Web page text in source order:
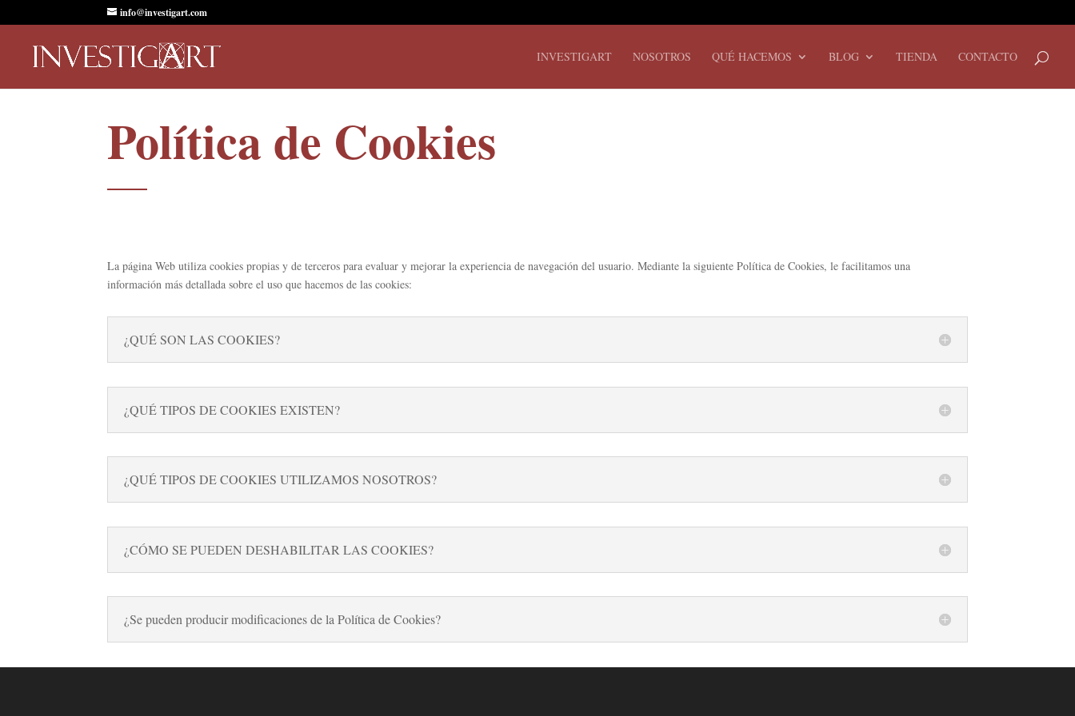
info@investigart.com
INVESTIGART NOSOTROS QUÉ HACEMOS BLOG TIENDA CONTACTO
Política de Cookies
La página Web utiliza cookies propias y de terceros para evaluar y mejorar la experiencia de navegación del usuario. Mediante la siguiente Política de Cookies, le facilitamos una
información más detallada sobre el uso que hacemos de las cookies:
¿QUÉ SON LAS COOKIES?
¿QUÉ TIPOS DE COOKIES EXISTEN?
¿QUÉ TIPOS DE COOKIES UTILIZAMOS NOSOTROS?
¿CÓMO SE PUEDEN DESHABILITAR LAS COOKIES?
¿Se pueden producir modificaciones de la Política de Cookies?